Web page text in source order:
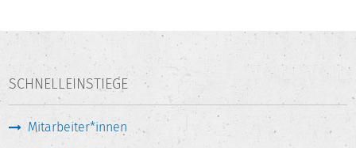
SCHNELLEINSTIEGE
Mitarbeiter*innen